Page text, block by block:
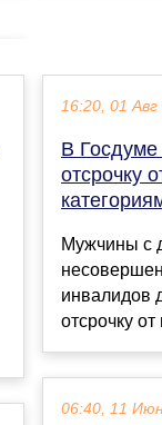
16:20, 01 Авг
В
отсрочку
Мужчины с
инвалидов
отсрочку
06:40, 11